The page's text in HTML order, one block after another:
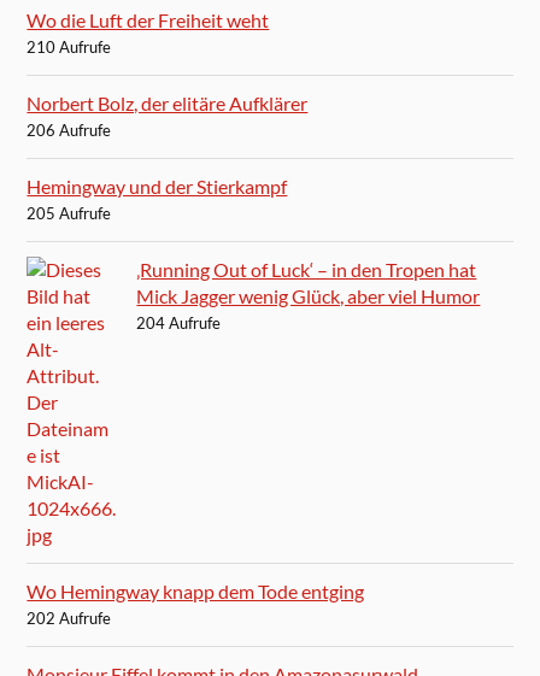
Wo die Luft der Freiheit weht
210 Aufrufe
Norbert Bolz, der elitäre Aufklärer
206 Aufrufe
Hemingway und der Stierkampf
205 Aufrufe
‚Running Out of Luck‘ – in den Tropen hat
Mick Jagger wenig Glück, aber viel Humor
204 Aufrufe
Wo Hemingway knapp dem Tode entging
202 Aufrufe